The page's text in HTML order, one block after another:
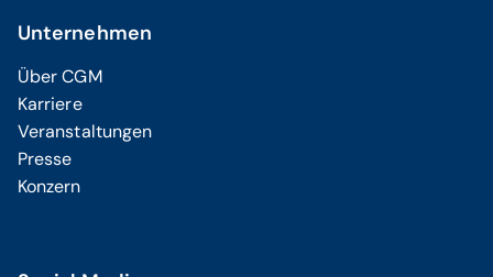
Unternehmen
Über CGM
Karriere
Veranstaltungen
Presse
Konzern